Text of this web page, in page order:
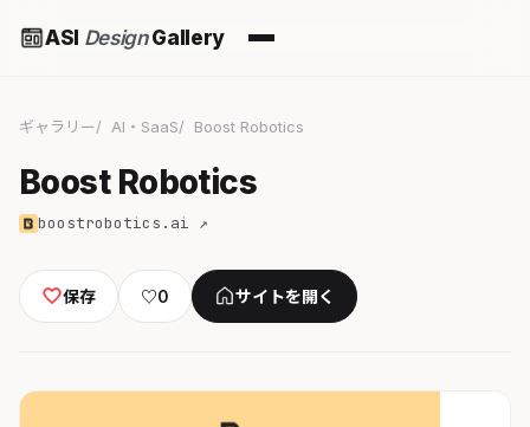
ASI DesignGallery
ギャラリー AI・SaaS Boost Robotics
Boost Robotics
boostrobotics.ai ↗
保存 ♡0 サイトを開く